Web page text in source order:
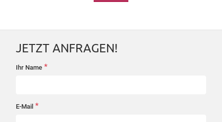
Player
JETZT ANFRAGEN!
startseite-
Ihr Name *
E-Mail *